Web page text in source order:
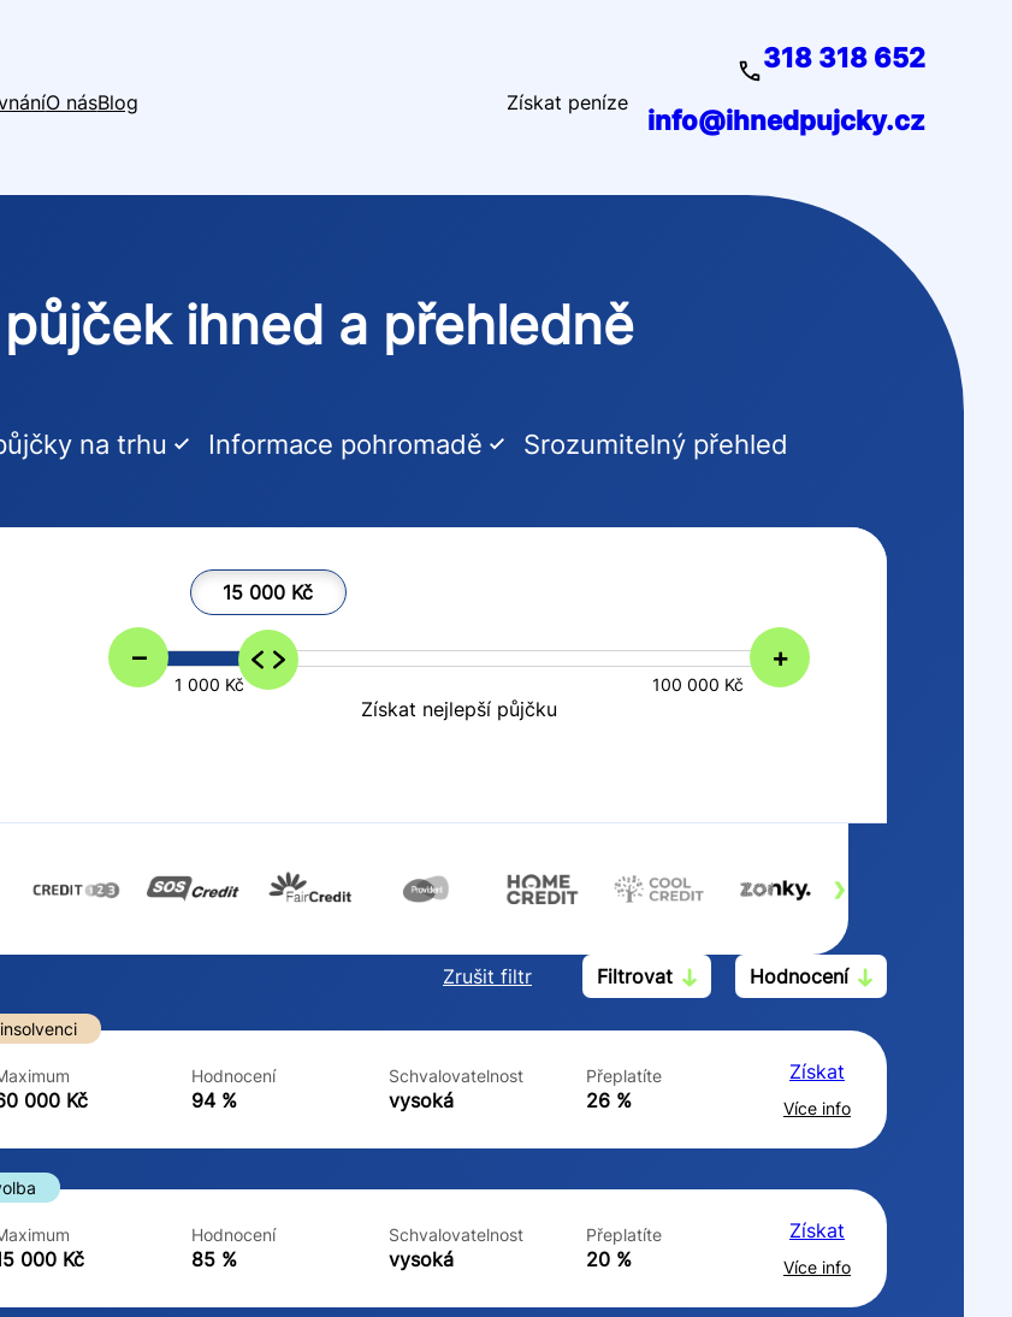
O násBlog Získat peníze
318 318 652
info@ihnedpujcky.cz
ihned a přehledně
na trhu Informace pohromadě Srozumitelný přehled
15 000 Kč
– +
1 000 Kč 100 000 Kč
Získat nejlepší půjčku
›
Zrušit filtr Filtrovat
Hodnocení
Ve zkušebce
000 Kč
Hodnocení
94 %
Schvalovatelnost
vysoká
Přeplatíte
26 %
Získat
Více info
000 Kč
Hodnocení
85 %
Schvalovatelnost
vysoká
Přeplatíte
20 %
Získat
Více info